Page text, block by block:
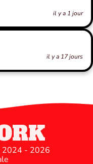
il y a 1 jour
il y a 17 jours
2024 - 2026